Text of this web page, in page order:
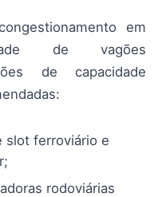
em
de vagões
de capacidade
slot ferroviário e
rodoviárias